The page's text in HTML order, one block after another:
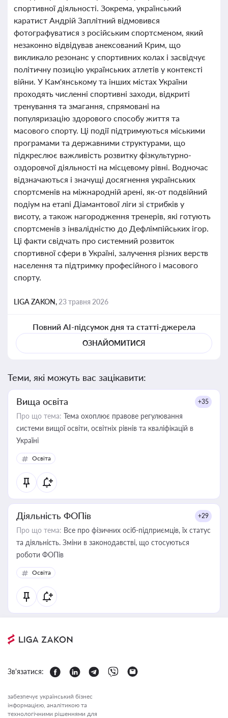
спортивної діяльності. Зокрема, український
каратист Андрій Заплітний відмовився
фотографуватися з російським спортсменом, який
незаконно відвідував анексований Крим, що
викликало резонанс у спортивних колах і засвідчує
політичну позицію українських атлетів у контексті
війни. У Кам'янському та інших містах України
проходять численні спортивні заходи, відкриті
тренування та змагання, спрямовані на
популяризацію здорового способу життя та
масового спорту. Ці події підтримуються міськими
програмами та державними структурами, що
підкреслює важливість розвитку фізкультурно-
оздоровчої діяльності на місцевому рівні. Водночас
відзначаються і значущі досягнення українських
спортсменів на міжнародній арені, як-от подвійний
подіум на етапі Діамантової ліги зі стрибків у
висоту, а також нагородження тренерів, які готують
спортсменів з інвалідністю до Дефлімпійських ігор.
Ці факти свідчать про системний розвиток
спортивної сфери в Україні, залучення різних верств
населення та підтримку професійного і масового
спорту.
LIGA ZAKON, 23 травня 2026
Повний AI-підсумок дня та статті-джерела
ОЗНАЙОМИТИСЯ
Теми, які можуть вас зацікавити:
Вища освіта +35
Про що тема: Тема охоплює правове регулювання
системи вищої освіти, освітніх рівнів та кваліфікацій в
Україні
Освіта
Діяльність ФОПів +29
Про що тема: Все про фізичних осіб-підприємців, їх статус
та діяльність. Зміни в законодавстві, що стосуються
роботи ФОПів
Освіта
Зв'язатися:
забезпечує український бізнес
інформацією, аналітикою та
технологічними рішеннями для